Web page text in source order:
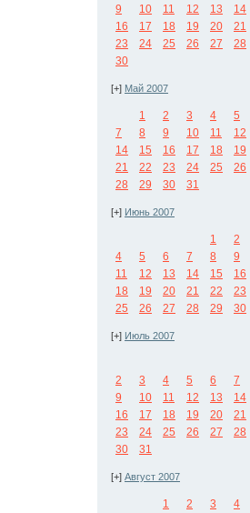
9
10 11 12 13 14
16
17 18 19 20 21
23
24 25 26 27 28
30
[+] Май 2007
1 2 3 4 5
7
8 9 10 11 12
14
15 16 17 18 19
21
22 23 24 25 26
28
29 30 31
[+] Июнь 2007
1 2
4
5 6 7 8 9
11
12 13 14 15 16
18
19 20 21 22 23
25
26 27 28 29 30
[+] Июль 2007
2
3 4 5 6 7
9
10 11 12 13 14
16
17 18 19 20 21
23
24 25 26 27 28
30
31
[+] Август 2007
1 2 3 4